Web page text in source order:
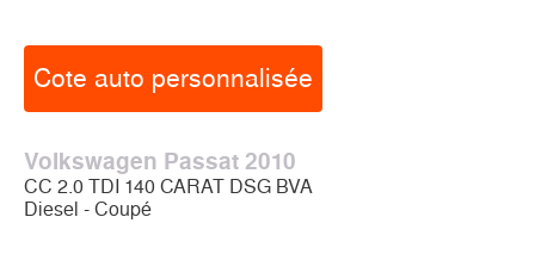
Cote auto personnalisée
Volkswagen Passat 2010
CC 2.0 TDI 140 CARAT DSG BVA
Diesel - Coupé